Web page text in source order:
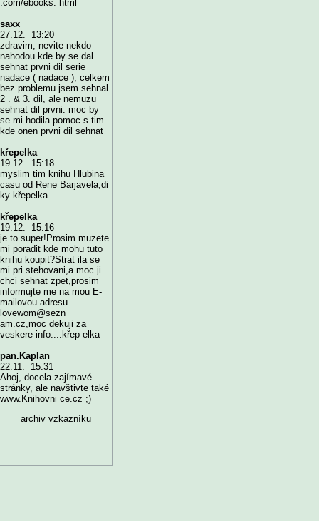
.com/ebooks. html
saxx
27.12. 13:20
zdravim, nevite nekdo
nahodou kde by se dal
sehnat prvni dil serie
nadace ( nadace ), celkem
bez problemu jsem sehnal
2 . & 3. dil, ale nemuzu
sehnat dil prvni. moc by
se mi hodila pomoc s tim
kde onen prvni dil sehnat
křepelka
19.12. 15:18
myslim tim knihu Hlubina
casu od Rene Barjavela,di
ky křepelka
křepelka
19.12. 15:16
je to super!Prosim muzete
mi poradit kde mohu tuto
knihu koupit?Strat ila se
mi pri stehovani,a moc ji
chci sehnat zpet,prosim
informujte me na mou E-
mailovou adresu
lovewom@sezn
am.cz,moc dekuji za
veskere info....křep elka
pan.Kaplan
22.11. 15:31
Ahoj, docela zajímavé
stránky, ale navštivte také
www.Knihovni ce.cz ;)
archiv vzkazníku